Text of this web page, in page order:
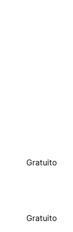
Gratuito
Gratuito